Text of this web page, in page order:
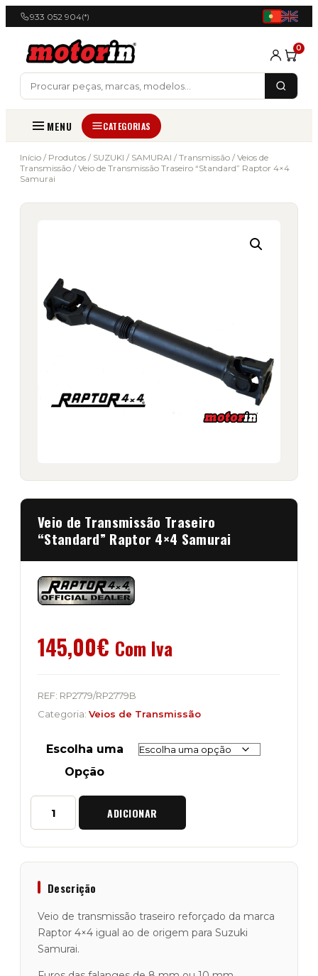
933 052 904(*)
0
MENU CATEGORIAS
Início / Produtos / SUZUKI / SAMURAI / Transmissão / Veios de
Transmissão / Veio de Transmissão Traseiro “Standard” Raptor 4×4
Samurai
Veio de Transmissão Traseiro
“Standard” Raptor 4×4 Samurai
145,00€ Com Iva
REF: RP2779/RP2779B
Categoria: Veios de Transmissão
Escolha uma
Opção
Quantidade
Veio
"Standard"
Raptor
4x4
Samurai
ADICIONAR
Descrição
Veio de transmissão traseiro reforçado da marca
Raptor 4×4 igual ao de origem para Suzuki
Samurai.